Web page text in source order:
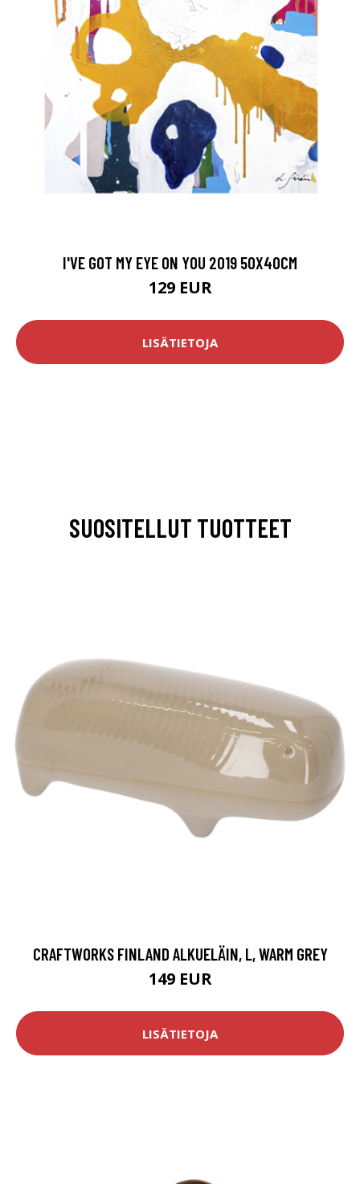
I'VE GOT MY EYE ON YOU 2019 50X40CM
129 EUR
LISÄTIETOJA
SUOSITELLUT TUOTTEET
CRAFTWORKS FINLAND ALKUELÄIN, L, WARM GREY
149 EUR
LISÄTIETOJA